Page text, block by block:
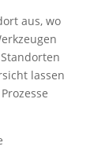
aus, wo
lassen